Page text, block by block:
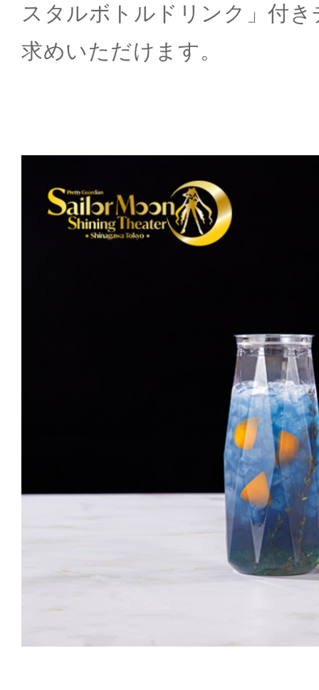
スタルボトルドリンク」付
求めいただけます。